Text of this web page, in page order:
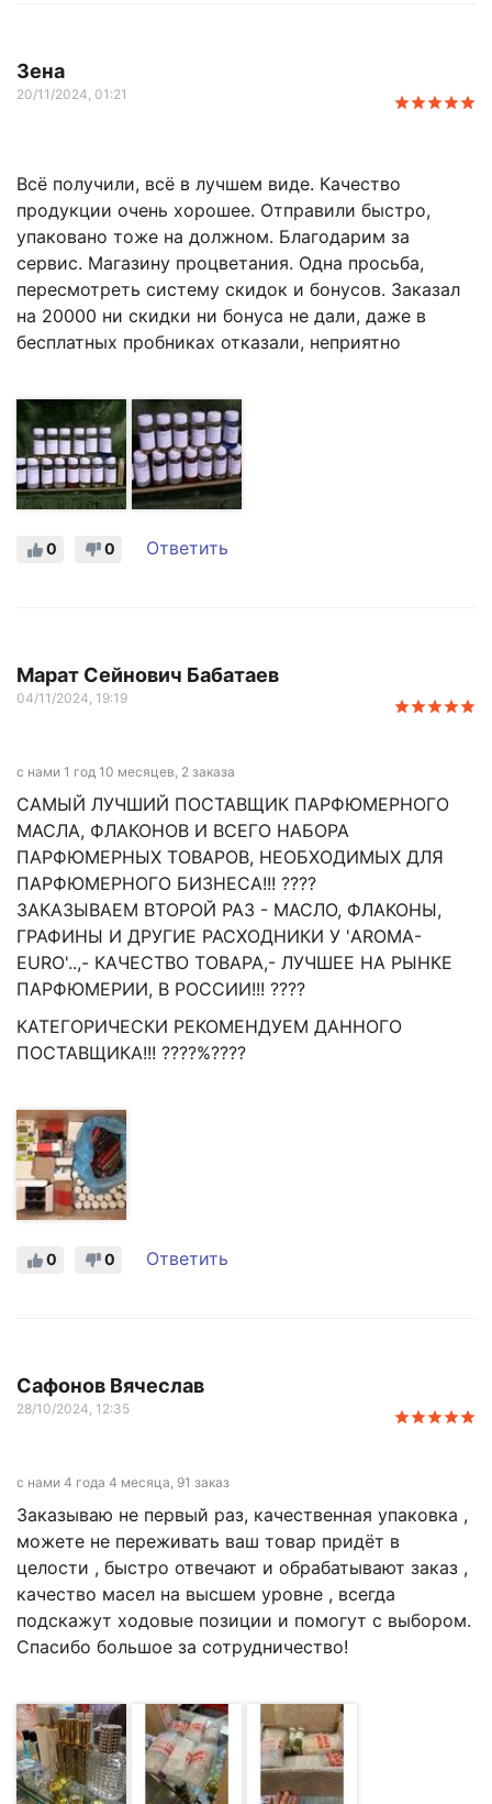
Зена
20/11/2024, 01:21
Всё получили, всё в лучшем виде. Качество
продукции очень хорошее. Отправили быстро,
упаковано тоже на должном. Благодарим за
сервис. Магазину процветания. Одна просьба,
пересмотреть систему скидок и бонусов. Заказал
на 20000 ни скидки ни бонуса не дали, даже в
бесплатных пробниках отказали, неприятно
0
0 Ответить
Марат Сейнович Бабатаев
04/11/2024, 19:19
с нами 1 год 10 месяцев, 2 заказа
САМЫЙ ЛУЧШИЙ ПОСТАВЩИК ПАРФЮМЕРНОГО
МАСЛА, ФЛАКОНОВ И ВСЕГО НАБОРА
ПАРФЮМЕРНЫХ ТОВАРОВ, НЕОБХОДИМЫХ ДЛЯ
ПАРФЮМЕРНОГО БИЗНЕСА!!! ????
ЗАКАЗЫВАЕМ ВТОРОЙ РАЗ - МАСЛО, ФЛАКОНЫ,
ГРАФИНЫ И ДРУГИЕ РАСХОДНИКИ У 'AROMA-
EURO'..,- КАЧЕСТВО ТОВАРА,- ЛУЧШЕЕ НА РЫНКЕ
ПАРФЮМЕРИИ, В РОССИИ!!! ????
КАТЕГОРИЧЕСКИ РЕКОМЕНДУЕМ ДАННОГО
ПОСТАВЩИКА!!! ????%????
0
0 Ответить
Сафонов Вячеслав
28/10/2024, 12:35
с нами 4 года 4 месяца, 91 заказ
Заказываю не первый раз, качественная упаковка ,
можете не переживать ваш товар придёт в
целости , быстро отвечают и обрабатывают заказ ,
качество масел на высшем уровне , всегда
подскажут ходовые позиции и помогут с выбором.
Спасибо большое за сотрудничество!